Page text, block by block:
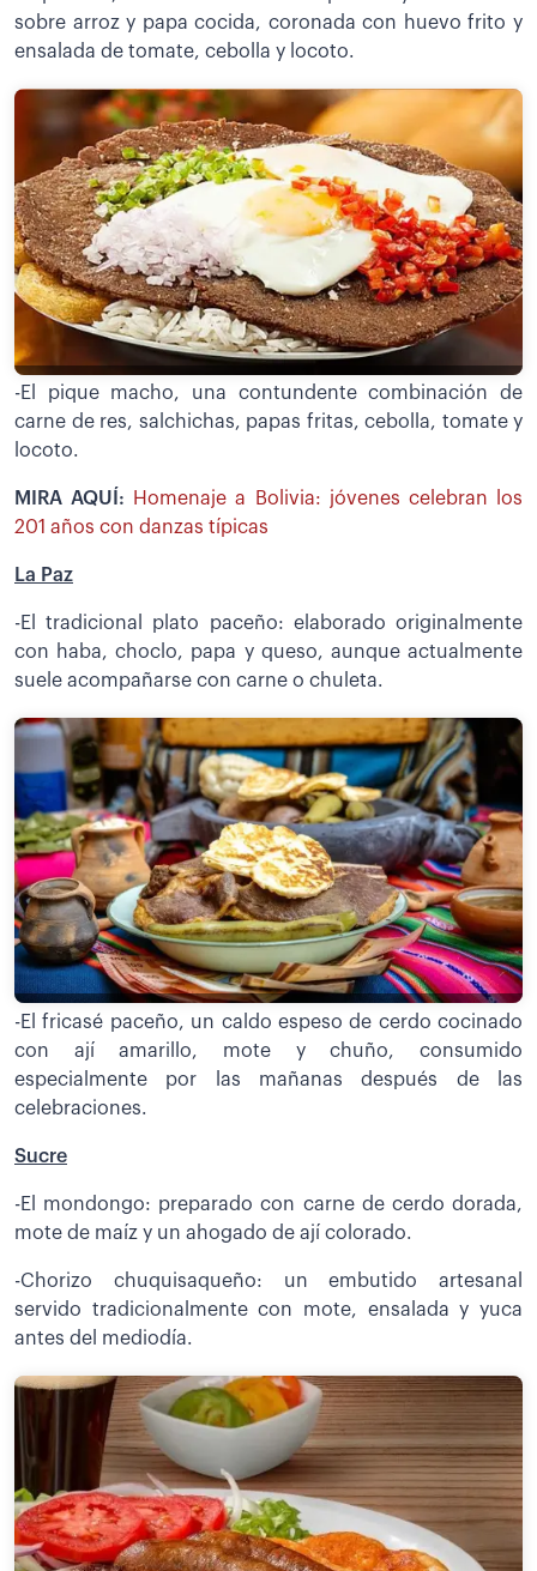
sobre arroz y papa cocida, coronada con huevo frito y
ensalada de tomate, cebolla y locoto.
-El pique macho, una contundente combinación de
carne de res, salchichas, papas fritas, cebolla, tomate y
locoto.
MIRA AQUÍ:
Homenaje a Bolivia: jóvenes celebran los
201 años con danzas típicas
La Paz
-El tradicional plato paceño: elaborado originalmente
con haba, choclo, papa y queso, aunque actualmente
suele acompañarse con carne o chuleta.
-El fricasé paceño, un caldo espeso de cerdo cocinado
con ají amarillo, mote y chuño, consumido
especialmente por las mañanas después de las
celebraciones.
Sucre
-El mondongo: preparado con carne de cerdo dorada,
mote de maíz y un ahogado de ají colorado.
-Chorizo chuquisaqueño: un embutido artesanal
servido tradicionalmente con mote, ensalada y yuca
antes del mediodía.